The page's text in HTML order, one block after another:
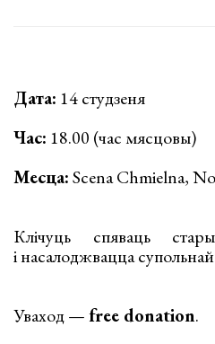
Дата: 14 студзеня
Час: 18.00 (час мясцовы)
Месца:Scena Chmielna,
Клічуць спяваць
і насалоджвацца
Уваход —free donation.